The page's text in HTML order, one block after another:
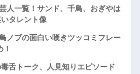
人一覧！サンド、千鳥、おぎやは
タレント像
ノブの面白い嘆きツッコミフレー
舌トーク、人見知りエピソード